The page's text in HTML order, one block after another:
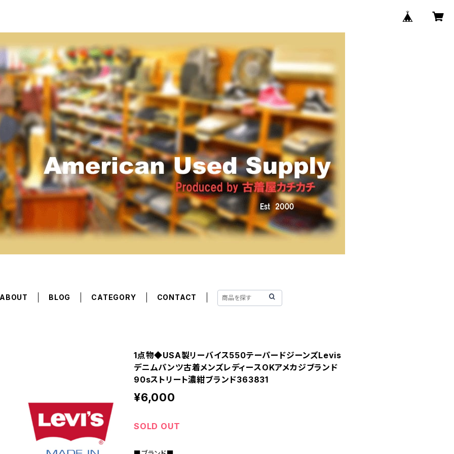
BLOG CATEGORY CONTACT
1点物◆USA製リーバイス550テーパードジーンズLevis
デニムパンツ古着メンズレディースOKアメカジブランド
90sストリート濃紺ブランド363831
¥6,000
SOLD OUT